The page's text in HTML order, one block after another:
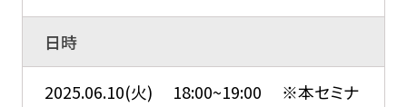
日時
2025.06.10(火) 18:00~19:00 ※本セミナ